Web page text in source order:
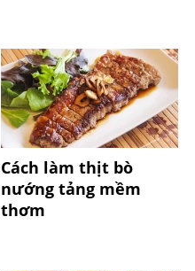
Cách làm thịt bò
nướng tảng mềm
thơm